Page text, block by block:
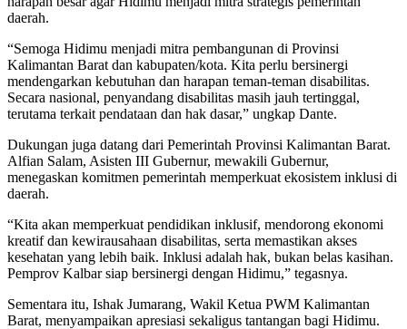
daerah.
“Semoga Hidimu menjadi mitra pembangunan di Provinsi
Kalimantan Barat dan kabupaten/kota. Kita perlu bersinergi
mendengarkan kebutuhan dan harapan teman-teman disabilitas.
Secara nasional, penyandang disabilitas masih jauh tertinggal,
terutama terkait pendataan dan hak dasar,” ungkap Dante.
Dukungan juga datang dari Pemerintah Provinsi Kalimantan Barat.
Alfian Salam, Asisten III Gubernur, mewakili Gubernur,
menegaskan komitmen pemerintah memperkuat ekosistem inklusi di
daerah.
“Kita akan memperkuat pendidikan inklusif, mendorong ekonomi
kreatif dan kewirausahaan disabilitas, serta memastikan akses
kesehatan yang lebih baik. Inklusi adalah hak, bukan belas kasihan.
Pemprov Kalbar siap bersinergi dengan Hidimu,” tegasnya.
Sementara itu, Ishak Jumarang, Wakil Ketua PWM Kalimantan
Barat, menyampaikan apresiasi sekaligus tantangan bagi Hidimu.